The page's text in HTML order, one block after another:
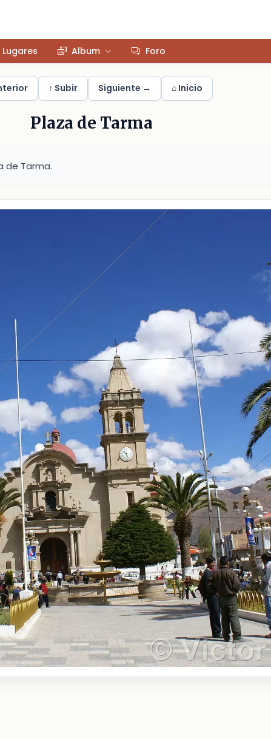
Lugares Album Foro
↑ Subir Siguiente → ⌂ Inicio
Plaza de Tarma
de Tarma.